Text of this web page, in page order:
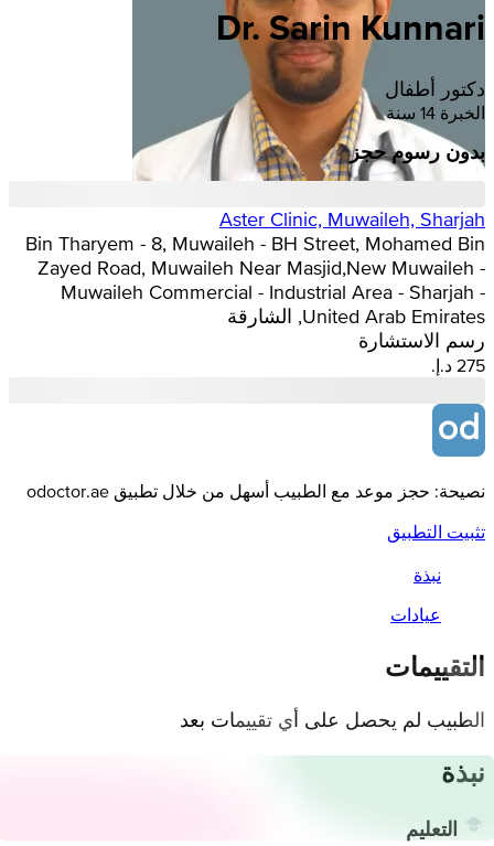
Dr. Sarin Kunnari
دكتور أطفال
الخبرة 14 سنة
بدون رسوم حجز
Aster Clinic, Muwaileh, Sharjah
Bin Tharyem - 8, Muwaileh - BH Street, Mohamed Bin
Zayed Road, Muwaileh Near Masjid,New Muwaileh -
Muwaileh Commercial - Industrial Area - Sharjah -
United Arab Emirates, الشارقة
رسم الاستشارة
نصيحة: حجز موعد مع الطبيب أسهل من خلال تطبيق odoctor.ae
تثبيت التطبيق
نبذة
عيادات
التقييمات
الطبيب لم يحصل على أي تقييمات بعد
نبذة
التعليم